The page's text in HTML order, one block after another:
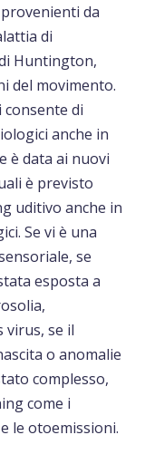
da
di
Huntington,
del movimento.
consente di
anche in
è data ai nuovi
è previsto
uditivo anche in
Se vi è una
se
esposta a
virus, se il
o anomalie
complesso,
come i
le otoemissioni.